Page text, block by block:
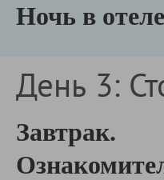
Ночь в
День 3:
Завтрак.